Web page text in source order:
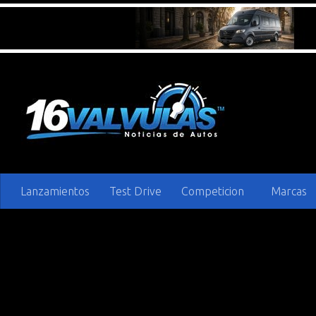
Lanzamientos Test Drive Competicion Marcas